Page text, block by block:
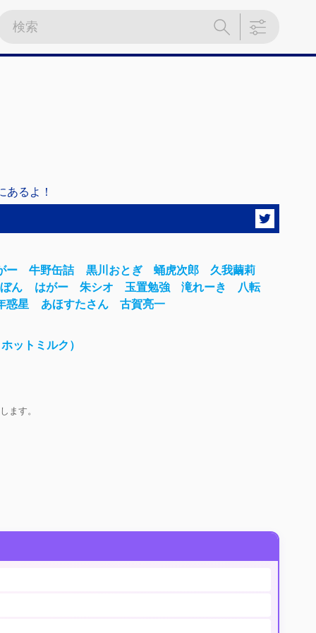
るよ！
ー 牛野缶詰 黒川おとぎ 蛹虎次郎
久我繭莉
ん
はがー 朱シオ 玉置勉強 滝れーき
八転
惑星
あほすたさん 古賀亮一
ットミルク）
ます。